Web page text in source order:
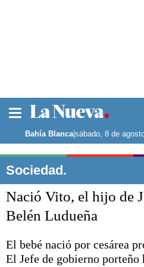
Noticias
La
El
Deportes
Liga
Bahía Blanca|sábado, 8 de
Sociedad.
Nació Vito, el hijo de
Belén Ludueña
El bebé nació por cesárea
El Jefe de gobierno porteño